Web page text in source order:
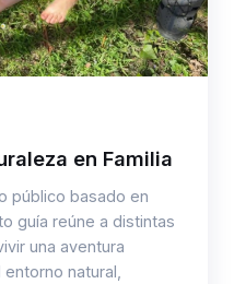
en Familia
público basado en
guía reúne a distintas
una aventura
natural,